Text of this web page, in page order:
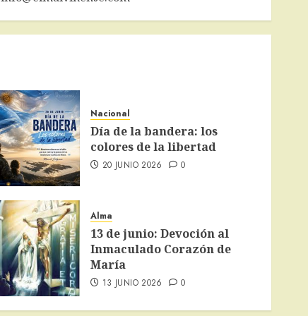
Nacional
Día de la bandera: los
colores de la libertad
20 JUNIO 2026 0
Alma
13 de junio: Devoción al
Inmaculado Corazón de
María
13 JUNIO 2026 0